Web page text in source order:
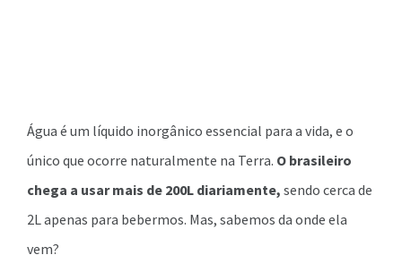
Água é um líquido inorgânico essencial para a vida, e o
único que ocorre naturalmente na Terra. O brasileiro
chega a usar mais de 200L diariamente, sendo cerca de
2L apenas para bebermos. Mas, sabemos da onde ela
vem?